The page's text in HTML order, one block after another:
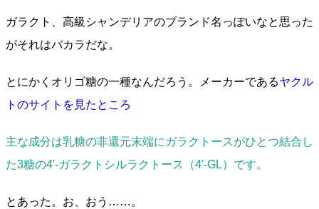
ガラクト、高級シャンデリアのブランド名っぽいなと思った
がそれはバカラだな。
とにかくオリゴ糖の一種なんだろう。メーカーであるヤクル
トのサイトを見たところ
主な成分は乳糖の非還元末端にガラクトースがひとつ結合し
た3糖の4'-ガラクトシルラクトース（4'-GL）です。
とあった。お、おう……。